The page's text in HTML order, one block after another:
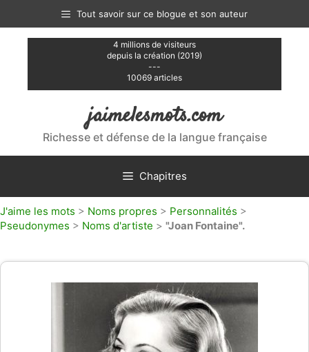
contenu
Tout savoir sur ce blogue et son auteur
4 millions de visiteurs
depuis la création (2019)
---
10069 articles
jaimelesmots.com
Richesse et défense de la langue française
Chapitres
J'aime les mots > Noms propres > Personnalités >
Pseudonymes > Noms d'artiste > "Joan Fontaine".